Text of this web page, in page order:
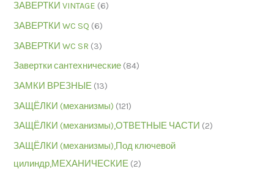
ЗАВЕРТКИ VINTAGE (6)
ЗАВЕРТКИ WC SQ (6)
ЗАВЕРТКИ WC SR (3)
Завертки сантехнические (84)
ЗАМКИ ВРЕЗНЫЕ (13)
ЗАЩЁЛКИ (механизмы) (121)
ЗАЩЁЛКИ (механизмы),ОТВЕТНЫЕ ЧАСТИ (2)
ЗАЩЁЛКИ (механизмы),Под ключевой
цилиндр,МЕХАНИЧЕСКИЕ (2)